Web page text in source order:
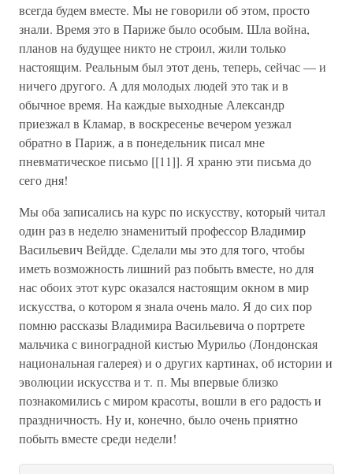
всегда будем вместе. Мы не говорили об этом, просто
знали. Время это в Париже было особым. Шла война,
планов на будущее никто не строил, жили только
настоящим. Реальным был этот день, теперь, сейчас — и
ничего другого. А для молодых людей это так и в
обычное время. На каждые выходные Александр
приезжал в Кламар, в воскресенье вечером уезжал
обратно в Париж, а в понедельник писал мне
пневматическое письмо [[11]]. Я храню эти письма до
сего дня!
Мы оба записались на курс по искусству, который читал
один раз в неделю знаменитый профессор Владимир
Васильевич Вейдде. Сделали мы это для того, чтобы
иметь возможность лишний раз побыть вместе, но для
нас обоих этот курс оказался настоящим окном в мир
искусства, о котором я знала очень мало. Я до сих пор
помню рассказы Владимира Васильевича о портрете
мальчика с виноградной кистью Мурильо (Лондонская
национальная галерея) и о других картинах, об истории и
эволюции искусства и т. п. Мы впервые близко
познакомились с миром красоты, вошли в его радость и
праздничность. Ну и, конечно, было очень приятно
побыть вместе среди недели!